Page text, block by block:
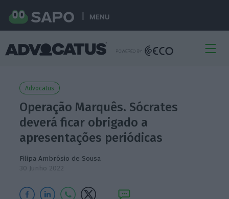
MENU
Advocatus
Operação Marquês. Sócrates
deverá ficar obrigado a
apresentações periódicas
Filipa Ambrósio de Sousa
30 Junho 2022